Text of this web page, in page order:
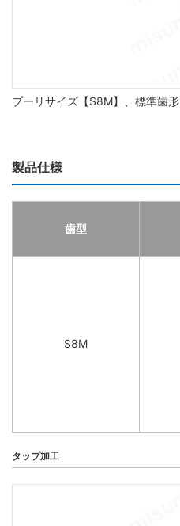
プーリサイズ【S8M】、標準歯形
製品仕様
歯型
S8M
タップ加工